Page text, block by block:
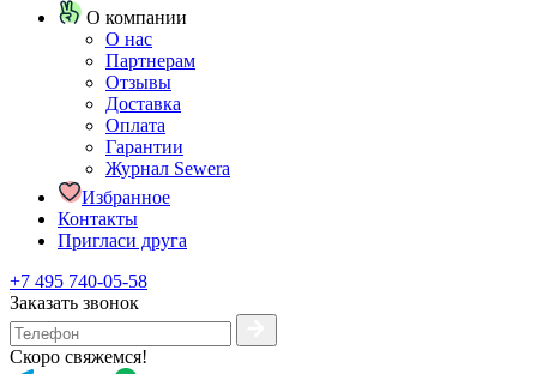
О компании
О нас
Партнерам
Отзывы
Доставка
Оплата
Гарантии
Журнал Sewera
Избранное
Контакты
Пригласи друга
+7 495 740-05-58
Заказать звонок
Скоро свяжемся!